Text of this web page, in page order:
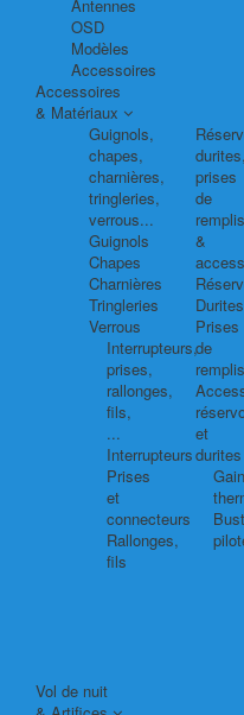
Antennes
OSD
Modèles
Accessoires
Accessoires
& Matériaux
Guignols,
chapes,
charnières,
tringleries,
verrous...
Guignols
Chapes
Charnières
Tringleries
Verrous
Interrupteurs,
prises,
rallonges,
fils,
...
Interrupteurs
Prises
et
connecteurs
Rallonges,
fils
durites,
prises
de
&
Durites
Prises
de
et
durites
Vol de nuit